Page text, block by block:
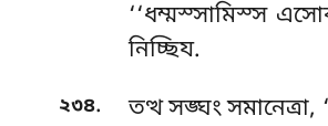
‘‘ধম্মস্সামিস্স
নিচ্ছিয.
২৩৪.
তত্থ সঙ্ঘং